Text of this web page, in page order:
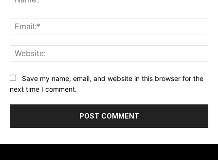
Save my name, email, and website in this browser for the
next time I comment.